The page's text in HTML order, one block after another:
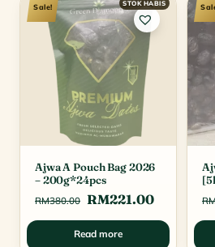
Sale!
Ajwa A Pouch Bag 2026
– 200g*24pcs
RM380.00 Original
price
was:
RM221.00Current
price
Read more